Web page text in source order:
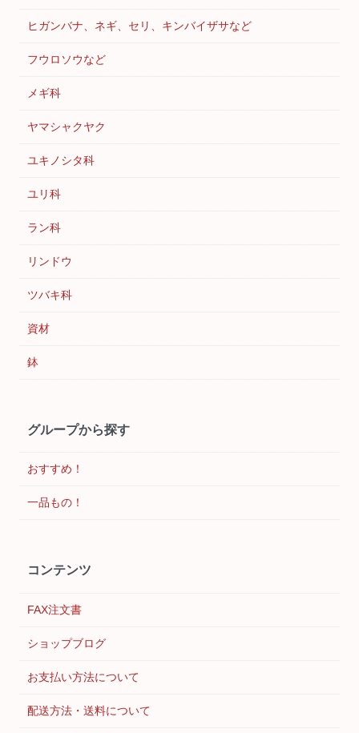
ヒガンバナ、ネギ、セリ、キンバイザサなど
フウロソウなど
メギ科
ヤマシャクヤク
ユキノシタ科
ユリ科
ラン科
リンドウ
ツバキ科
資材
鉢
グループから探す
おすすめ！
一品もの！
コンテンツ
FAX注文書
ショップブログ
お支払い方法について
配送方法・送料について